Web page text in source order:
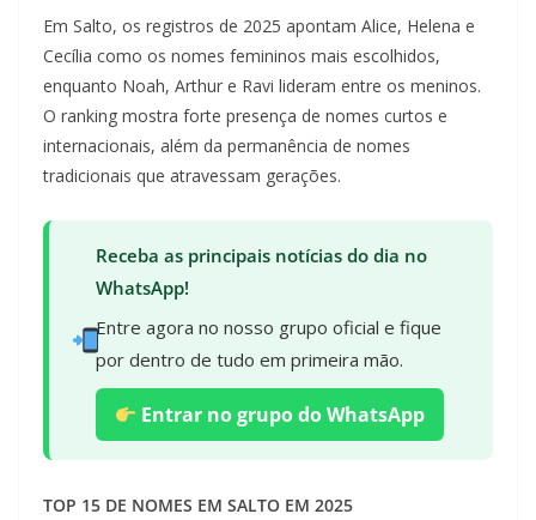
Em Salto, os registros de 2025 apontam Alice, Helena e
Cecília como os nomes femininos mais escolhidos,
enquanto Noah, Arthur e Ravi lideram entre os meninos.
O ranking mostra forte presença de nomes curtos e
internacionais, além da permanência de nomes
tradicionais que atravessam gerações.
Receba as principais notícias do dia no
WhatsApp!
Entre agora no nosso grupo oficial e fique
por dentro de tudo em primeira mão.
Entrar no grupo do WhatsApp
TOP 15 DE NOMES EM SALTO EM 2025